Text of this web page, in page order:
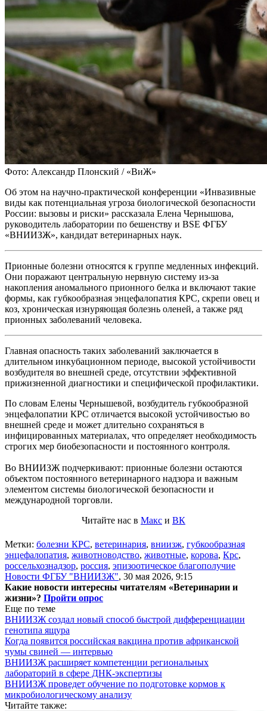
Фото: Александр Плонский / «ВиЖ»
Об этом на научно-практической конференции «Инвазивные
виды как потенциальная угроза биологической безопасности
России: вызовы и риски» рассказала Елена Чернышова,
руководитель лаборатории по бешенству и BSE ФГБУ
«ВНИИЗЖ», кандидат ветеринарных наук.
Прионные болезни относятся к группе медленных инфекций.
Они поражают центральную нервную систему из-за
накопления аномального прионного белка и включают такие
формы, как губкообразная энцефалопатия КРС, скрепи овец и
коз, хроническая изнуряющая болезнь оленей, а также ряд
прионных заболеваний человека.
Главная опасность таких заболеваний заключается в
длительном инкубационном периоде, высокой устойчивости
возбудителя во внешней среде, отсутствии эффективной
прижизненной диагностики и специфической профилактики.
По словам Елены Чернышевой, возбудитель губкообразной
энцефалопатии КРС отличается высокой устойчивостью во
внешней среде и может длительно сохраняться в
инфицированных материалах, что определяет необходимость
строгих мер биобезопасности и постоянного контроля.
Во ВНИИЗЖ подчеркивают: прионные болезни остаются
объектом постоянного ветеринарного надзора и важным
элементом системы биологической безопасности и
международной торговли.
Читайте нас в Макс и ВК
Метки: болезни КРС, ветеринария, вниизж, губкообразная
энцефалопатия, животноводство, животные, корова, Крс,
россельхознадзор, россия, эпизоотическое благополучие
Новости ФГБУ "ВНИИЗЖ", 30 мая 2026, 9:15
Какие новости интересны читателям «Ветеринарии и
жизни»? Пройти опрос
Еще по теме
ВНИИЗЖ создал новый способ быстрой дифференциации
генотипа ящура
Когда появится российская вакцина против африканской
чумы свиней — интервью
ВНИИЗЖ расширяет компетенции региональных
лабораторий в сфере ДНК-экспертизы
ВНИИЗЖ проведет обучение по подготовке кормов к
микробиологическому анализу
Читайте также: